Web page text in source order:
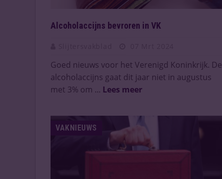
Alcoholaccijns bevroren in VK
Goed nieuws voor het Verenigd Koninkrijk. De
alcoholaccijns gaat dit jaar niet in augustus
met 3% om ... Lees meer
VAKNIEUWS